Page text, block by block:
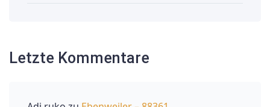
Letzte Kommentare